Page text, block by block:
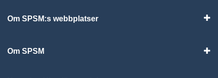
Om SPSM:s webbplatser
Om SPSM